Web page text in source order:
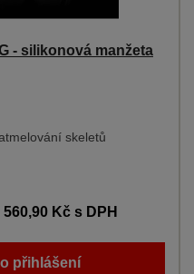
- silikonová manžeta
skeletů
560,90 Kčs DPH
přihlášení